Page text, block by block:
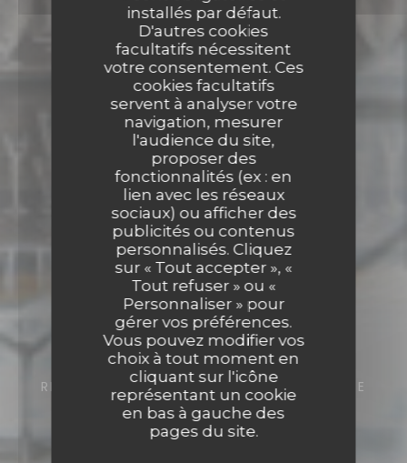
installés par défaut.
D'autres cookies
facultatifs nécessitent
votre consentement. Ces
cookies facultatifs
servent à analyser votre
navigation, mesurer
l'audience du site,
proposer des
fonctionnalités (ex : en
lien avec les réseaux
sociaux) ou afficher des
publicités ou contenus
personnalisés. Cliquez
sur « Tout accepter », «
Tout refuser » ou «
Personnaliser » pour
gérer vos préférences.
Vous pouvez modifier vos
choix à tout moment en
cliquant sur l'icône
représentant un cookie
en bas à gauche des
pages du site.
RESTAURANT ITALIEN
5B RUE FRANÇOIS DE
CUREL 57000 METZ